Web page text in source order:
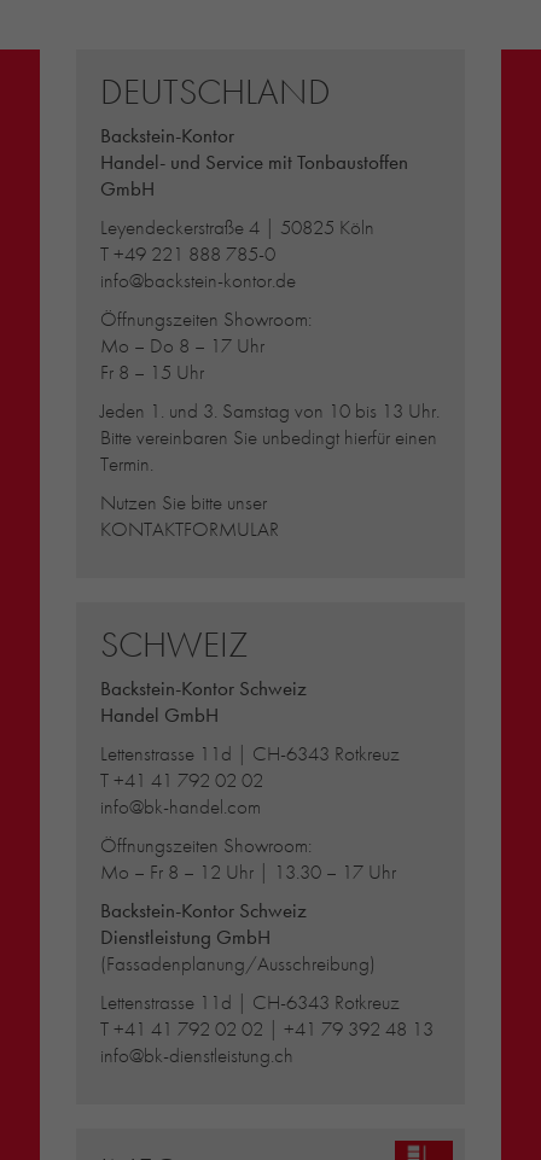
DEUTSCHLAND
Backstein-Kontor
Handel- und Service mit Tonbaustoffen
GmbH
Leyendeckerstraße 4 | 50825 Köln
T+49 221 888 785-0
info@backstein-kontor.de
Öffnungszeiten Showroom:
Mo – Do 8 – 17 Uhr
Fr 8 – 15 Uhr
Jeden 1. und 3. Samstag von 10 bis 13 Uhr.
Bitte vereinbaren Sie unbedingt hierfür einen
Termin.
Nutzen Sie bitte unser
KONTAKTFORMULAR
SCHWEIZ
Backstein-Kontor Schweiz
Handel GmbH
Lettenstrasse 11d | CH-6343 Rotkreuz
T+41 41 792 02 02
info@bk-handel.com
Öffnungszeiten Showroom:
Mo – Fr 8 – 12 Uhr | 13.30 – 17 Uhr
Backstein-Kontor Schweiz
Dienstleistung GmbH
(Fassadenplanung/Ausschreibung)
Lettenstrasse 11d | CH-6343 Rotkreuz
T+41 41 792 02 02 |+41 79 392 48 13
info@bk-dienstleistung.ch